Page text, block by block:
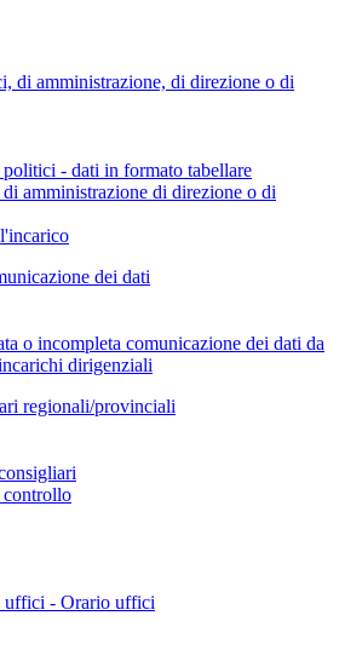
di amministrazione, di direzione o di
- dati in formato tabellare
amministrazione di direzione o di
dei dati
o incompleta comunicazione dei dati da
dirigenziali
regionali/provinciali
uffici - Orario uffici